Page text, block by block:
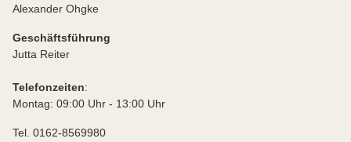
Alexander Ohgke
Geschäftsführung
Jutta Reiter
Telefonzeiten:
Montag: 09:00 Uhr - 13:00 Uhr
Tel. 0162-8569980